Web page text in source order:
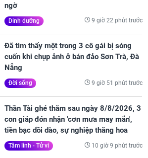
ngờ
Dinh dưỡng 9 giờ 22 phút trước
Đã tìm thấy một trong 3 cô gái bị sóng
cuốn khi chụp ảnh ở bán đảo Sơn Trà, Đà
Nẵng
Đời sống 9 giờ 51 phút trước
Thần Tài ghé thăm sau ngày 8/8/2026, 3
con giáp đón nhận 'cơn mưa may mắn',
tiền bạc dồi dào, sự nghiệp thăng hoa
Tâm linh - Tử vi 10 giờ 9 phút trước